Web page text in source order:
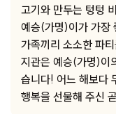
고기와 만두는 텅텅
예승(가명)이가 가장
가족끼리 소소한 파
지관은 예승(가명)이
습니다! 어느 해보다
행복을 선물해 주신